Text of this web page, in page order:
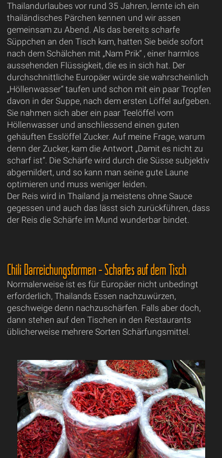
Thailandurlaubes vor rund 35 Jahren, lernte ich ein
thailändisches Pärchen kennen und wir assen
gemeinsam zu Abend. Als das bereits scharfe
Süppchen an den Tisch kam, hatten Sie beide sofort
nach dem Schälchen mit „Nam Prik“ , einer harmlos
aussehenden Flüssigkeit, die es in sich hat. Der
durchschnittliche Europäer würde sie wahrscheinlich
„Höllenwasser“ taufen und schon mit ein paar Tropfen
davon in der Suppe, nach dem ersten Löffel aufgeben.
Sie nahmen sich aber ein paar Teelöffel vom
Höllenwasser und anschliessend einen guten
gehäuften Esslöffel Zucker. Auf meine Frage, warum
denn der Zucker, kam die Antwort „Damit es nicht zu
scharf ist“. Die Schärfe wird durch die Süsse subjektiv
abgemildert, und so kann man seine gute Laune
optimieren und muss weniger leiden.
Der Reis wird in Thailand ja meistens ohne Sauce
gegessen und auch das lässt sich zurückführen, dass
der Reis die Schärfe im Mund wunderbar bindet.
Chili Darreichungsformen - Scharfes auf dem Tisch
Normalerweise ist es für Europäer nicht unbedingt
erforderlich, Thailands Essen nachzuwürzen,
geschweige denn nachzuschärfen. Falls aber doch,
dann stehen auf den Tischen in den Restaurants
üblicherweise mehrere Sorten Schärfungsmittel.